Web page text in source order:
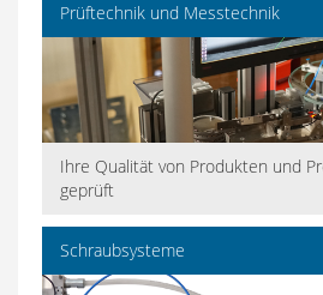
Prüftechnik und Messtechnik
Ihre Qualität von Produkten und
geprüft
Schraubsysteme